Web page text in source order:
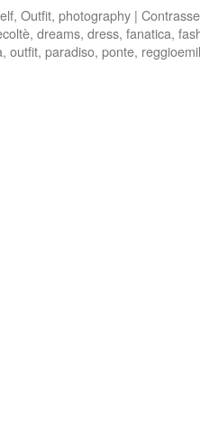
, Outfit, photography |
, dreams, dress, fanatica,
, outfit, paradiso, ponte,